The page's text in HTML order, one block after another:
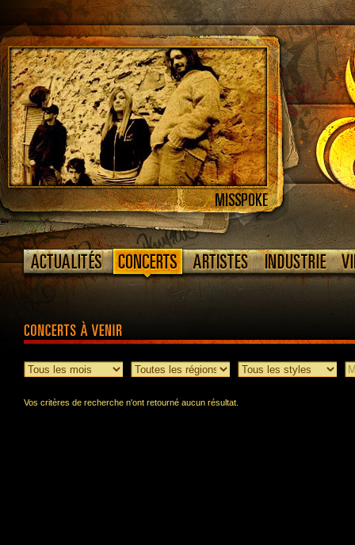
Vos critères de recherche n'ont retourné aucun résultat.